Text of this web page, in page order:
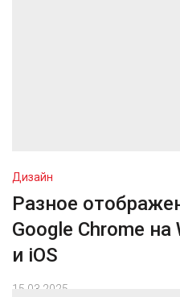
Дизайн
Разное
Google Chrome
и iOS
15.03.2025